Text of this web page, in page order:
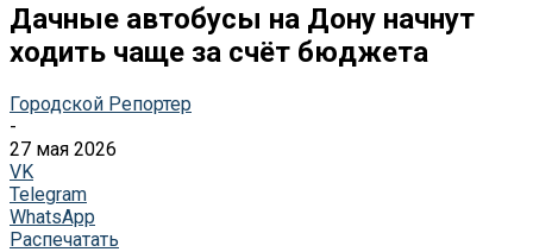
Дачные автобусы на Дону начнут
ходить чаще за счёт бюджета
Городской Репортер
-
27 мая 2026
VK
Telegram
WhatsApp
Распечатать